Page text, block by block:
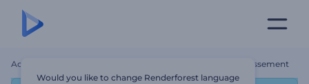
Accueil Promo Du Service De Gestion Du Divertissement
Would you like to change Renderforest language